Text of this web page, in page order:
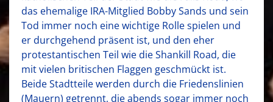
das ehemalige IRA-Mitglied Bobby Sands und sein
Tod immer noch eine wichtige Rolle spielen und
er durchgehend präsent ist, und den eher
protestantischen Teil wie die Shankill Road, die
mit vielen britischen Flaggen geschmückt ist.
Beide Stadtteile werden durch die Friedenslinien
(Mauern) getrennt, die abends sogar immer noch